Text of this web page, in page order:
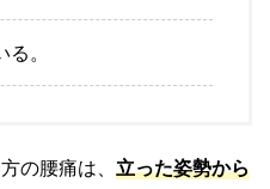
。
の腰痛は、 立った姿勢から